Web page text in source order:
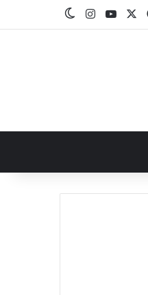
فيسبوك‫YouTube
انستقرامالوضع المظلم